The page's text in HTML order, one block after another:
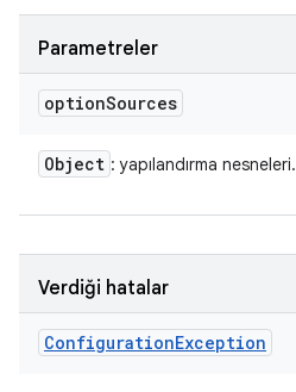
Parametreler
optionSources
Object : yapılandırma nesneleri.
Verdiği hatalar
ConfigurationException